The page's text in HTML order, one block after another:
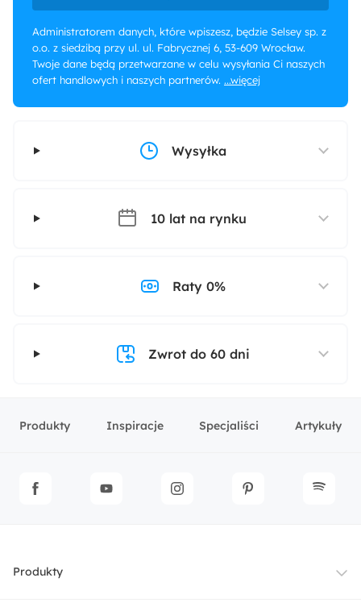
Administratorem danych, które wpiszesz, będzie Selsey sp. z
o.o. z siedzibą przy ul. ul. Fabrycznej 6, 53-609 Wrocław.
Twoje dane będą przetwarzane w celu wysyłania Ci naszych
ofert handlowych i naszych partnerów. ...więcej
Wysyłka
10 lat na rynku
Raty 0%
Zwrot do 60 dni
Produkty Inspiracje Specjaliści Artykuły
Produkty